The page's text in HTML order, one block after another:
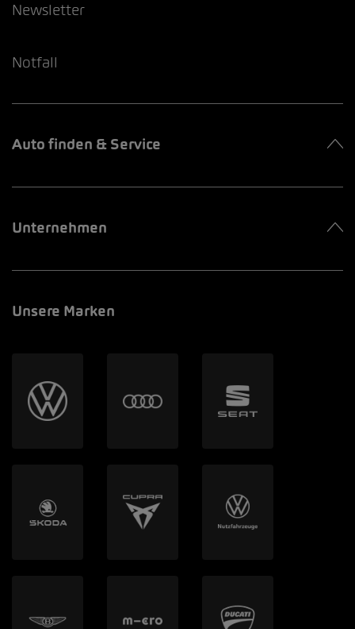
Newsletter
Notfall
Auto finden & Service
Unternehmen
Unsere Marken